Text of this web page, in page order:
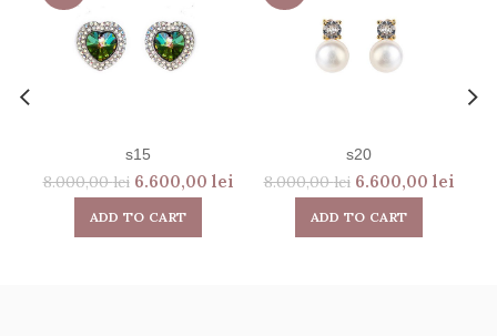
s15
8.000,00lei 6.600,00 lei
ADD TO CART
s20
8.000,00lei 6.600,00 lei
ADD TO CART